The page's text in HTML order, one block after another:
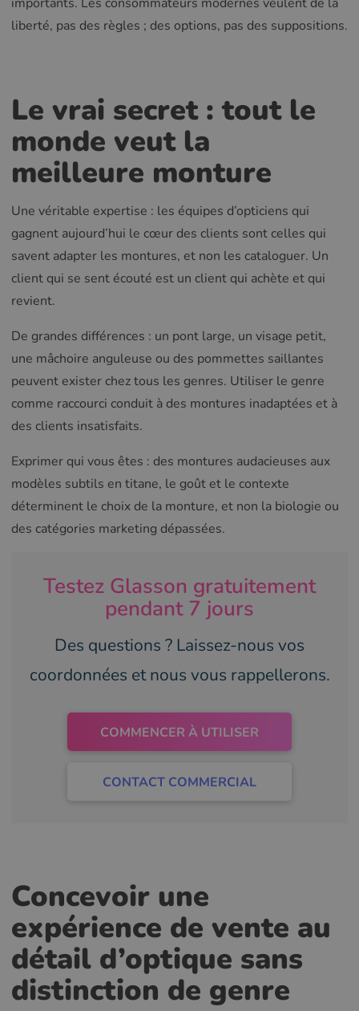
liberté, pas des règles ; des options, pas des suppositions.
Le vrai secret : tout le
monde veut la
meilleure monture
Une véritable expertise : les équipes d’opticiens qui
gagnent aujourd’hui le cœur des clients sont celles qui
savent adapter les montures, et non les cataloguer. Un
client qui se sent écouté est un client qui achète et qui
revient.
De grandes différences : un pont large, un visage petit,
une mâchoire anguleuse ou des pommettes saillantes
peuvent exister chez tous les genres. Utiliser le genre
comme raccourci conduit à des montures inadaptées et à
des clients insatisfaits.
Exprimer qui vous êtes : des montures audacieuses aux
modèles subtils en titane, le goût et le contexte
déterminent le choix de la monture, et non la biologie ou
des catégories marketing dépassées.
Testez Glasson gratuitement
pendant 7 jours
Des questions ? Laissez-nous vos
coordonnées et nous vous rappellerons.
COMMENCER À UTILISER
CONTACT COMMERCIAL
Concevoir une
expérience de vente au
détail d’optique sans
distinction de genre